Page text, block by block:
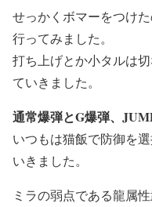
せっかくボマーをつけ
行ってみました。
打ち上げとか小タルは
ていきました。
通常爆弾とG爆弾、
いつもは猫飯で防御を
いきました。
ミラの弱点である龍属